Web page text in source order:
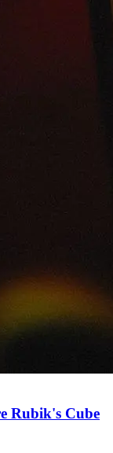
Rubik's Cube